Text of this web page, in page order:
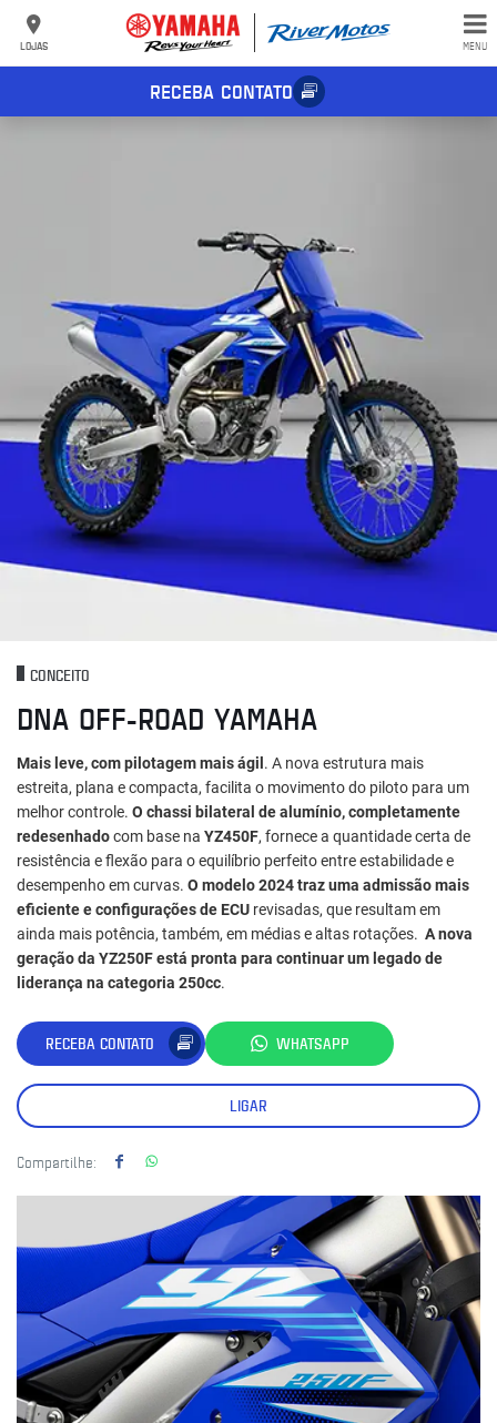
LOJAS MENU
RECEBA CONTATO
CONCEITO
DNA OFF-ROAD YAMAHA
Mais leve, com pilotagem mais ágil . A nova estrutura mais
estreita, plana e compacta, facilita o movimento do piloto para um
melhor controle. O chassi bilateral de alumínio, completamente
redesenhadocom base na YZ450F, fornece a quantidade certa de
resistência e flexão para o equilíbrio perfeito entre estabilidade e
desempenho em curvas. O modelo 2024 traz uma admissão mais
eficiente e configurações de ECU revisadas, que resultam em
ainda mais potência, também, em médias e altas rotações. A nova
geração da YZ250F está pronta para continuar um legado de
liderança na categoria 250cc.
RECEBA CONTATO WHATSAPP
LIGAR
Compartilhe: